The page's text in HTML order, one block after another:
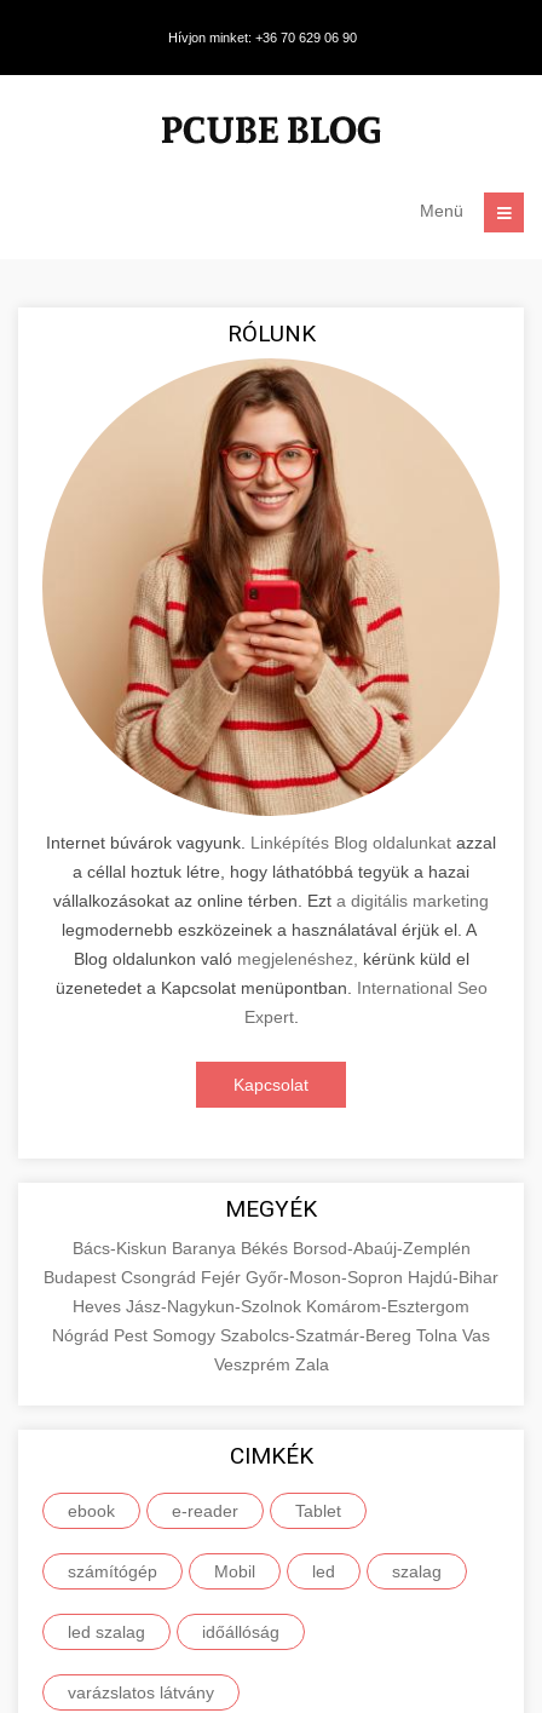
Hívjon minket: +36 70 629 06 90
Menü
RÓLUNK
Internet búvárok vagyunk. Linképítés Blog oldalunkat azzal
a céllal hoztuk létre, hogy láthatóbbá tegyük a hazai
vállalkozásokat az online térben. Ezt a digitális marketing
legmodernebb eszközeinek a használatával érjük el. A
Blog oldalunkon való megjelenéshez,
kérünk küld el
üzenetedet a Kapcsolat menüpontban. International Seo
Expert.
Kapcsolat
MEGYÉK
Bács-Kiskun Baranya Békés Borsod-Abaúj-Zemplén
Budapest Csongrád Fejér Győr-Moson-Sopron Hajdú-Bihar
Heves Jász-Nagykun-Szolnok Komárom-Esztergom
Nógrád Pest Somogy Szabolcs-Szatmár-Bereg Tolna Vas
Veszprém Zala
CIMKÉK
ebook e-reader Tablet
számítógép Mobil led szalag
led szalag időállóság
varázslatos látvány